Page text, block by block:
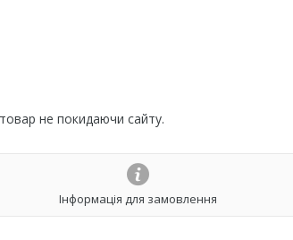
не покидаючи сайту.
Інформація для замовлення